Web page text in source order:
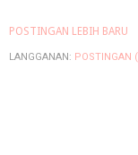
POSTINGAN LEBIH BARU
LANGGANAN: POSTINGAN